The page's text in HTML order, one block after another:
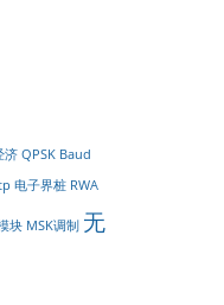
济 QPSK Baud
电子界桩 RWA
块 MSK调制 无